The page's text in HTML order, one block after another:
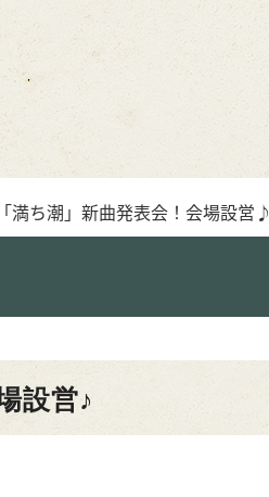
満ち潮」新曲発表会！会場設営♪
設営♪